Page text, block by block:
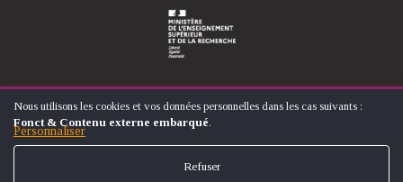
© ÉCOLE NATIONALE SUPÉRIEURE D'ARTS ET MÉTIERS
MENTIONS LÉGALES
UTILISATION
DES
DONNÉES
Nous utilisons les cookies et vos données personnelles dans les cas suivants :
Fonct & Contenu externe embarqué.
Personnaliser
Refuser